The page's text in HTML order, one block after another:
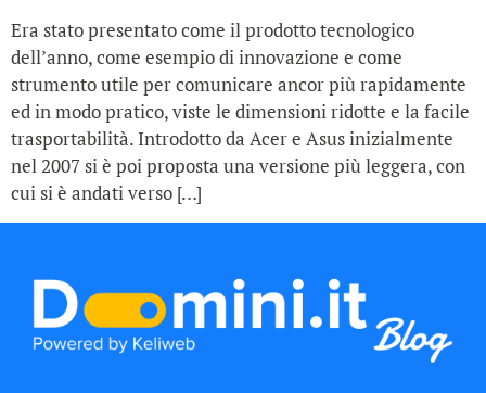
Era stato presentato come il prodotto tecnologico
dell’anno, come esempio di innovazione e come
strumento utile per comunicare ancor più rapidamente
ed in modo pratico, viste le dimensioni ridotte e la facile
trasportabilità. Introdotto da Acer e Asus inizialmente
nel 2007 si è poi proposta una versione più leggera, con
cui si è andati verso […]